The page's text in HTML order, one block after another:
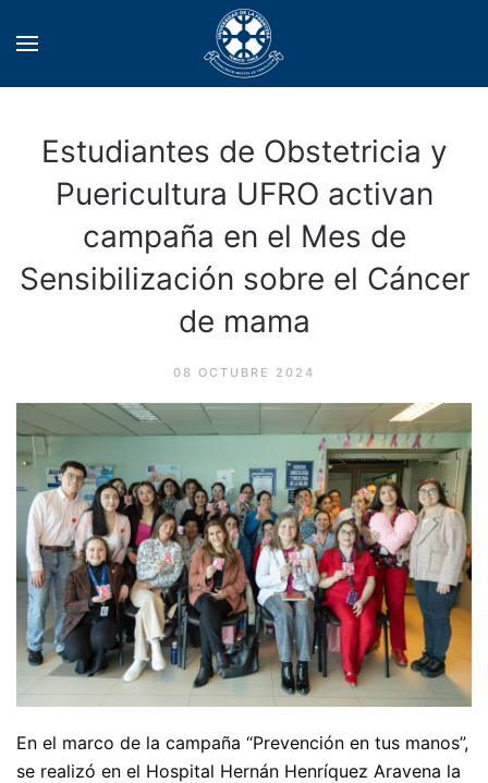
Estudiantes de Obstetricia y
Puericultura UFRO activan
campaña en el Mes de
Sensibilización sobre el Cáncer
de mama
08 OCTUBRE 2024
En el marco de la campaña “Prevención en tus manos”,
se realizó en el Hospital Hernán Henríquez Aravena la